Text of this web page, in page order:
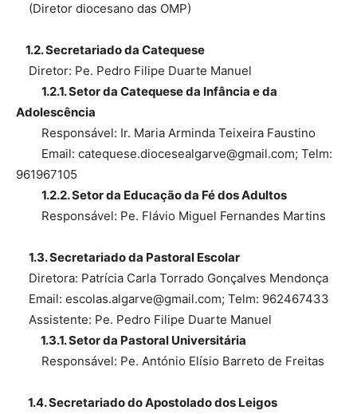
(Diretor diocesano das OMP)
1.2. Secretariado da Catequese
Diretor: Pe. Pedro Filipe Duarte Manuel
1.2.1. Setor da Catequese da Infância e da
Adolescência
Responsável: Ir. Maria Arminda Teixeira Faustino
Email: catequese.diocesealgarve@gmail.com; Telm:
961967105
1.2.2. Setor da Educação da Fé dos Adultos
Responsável: Pe. Flávio Miguel Fernandes Martins
1.3. Secretariado da Pastoral Escolar
Diretora: Patrícia Carla Torrado Gonçalves Mendonça
Email: escolas.algarve@gmail.com; Telm: 962467433
Assistente: Pe. Pedro Filipe Duarte Manuel
1.3.1. Setor da Pastoral Universitária
Responsável: Pe. António Elísio Barreto de Freitas
1.4. Secretariado do Apostolado dos Leigos